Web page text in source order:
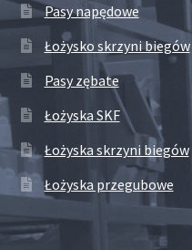
Pasy napędowe
Łożysko skrzyni biegów
Pasy zębate
Łożyska SKF
Łożyska skrzyni biegów
Łożyska przegubowe